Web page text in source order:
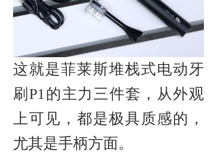
这就是菲莱斯堆栈式电动牙
刷P1的主力三件套，从外观
上可见，都是极具质感的，
尤其是手柄方面。